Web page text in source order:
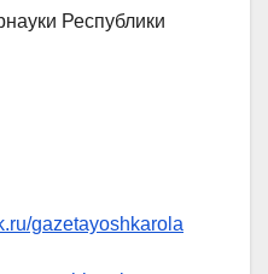
Республики
gazetayoshkarola